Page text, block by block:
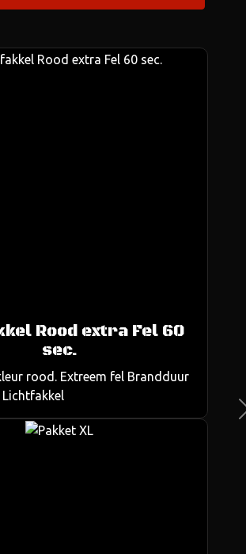
Rood extra Fel 60
sec.
rood. Extreem fel Brandduur
Lichtfakkel